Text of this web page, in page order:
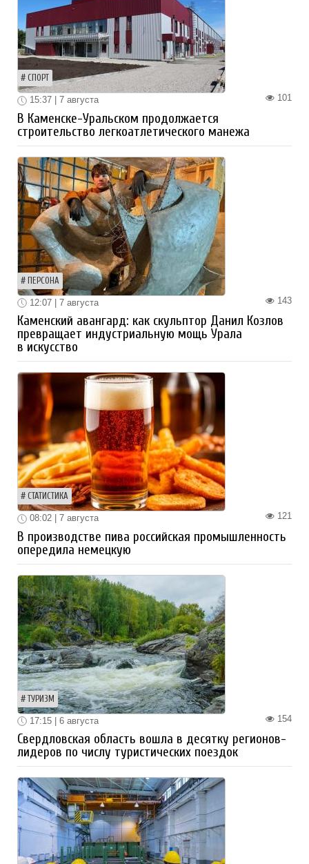
СПОРТ
101
15:37 | 7 августа
В Каменске-Уральском продолжается
строительство легкоатлетического манежа
ПЕРСОНА
143
12:07 | 7 августа
Каменский авангард: как скульптор Данил Козлов
превращает индустриальную мощь Урала
в искусство
СТАТИСТИКА
121
08:02 | 7 августа
В производстве пива российская промышленность
опередила немецкую
ТУРИЗМ
154
17:15 | 6 августа
Свердловская область вошла в десятку регионов-
лидеров по числу туристических поездок